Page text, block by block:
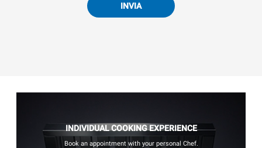
INVIA
INDIVIDUAL COOKING EXPERIENCE
Book an appointment with your personal Chef.